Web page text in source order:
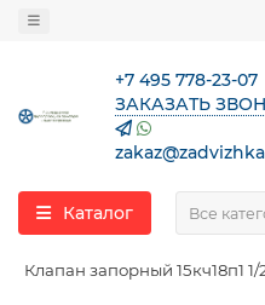
+7 495 778-23-07
ЗАКАЗАТЬ
Каталог Все
Клапан запорный 15кч18п1